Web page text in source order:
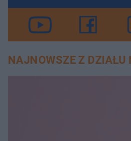
NAJNOWSZE Z DZIAŁU